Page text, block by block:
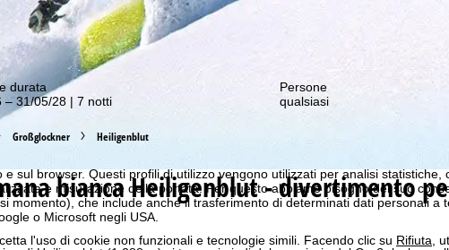
ottimale, utilizziamo i cookie per raccogliere informazioni sull'utilizzo che noi,
e sul browser. Questi profili di utilizzo vengono utilizzati per analisi statistiche,
e misurazione della portata. Per questo abbiamo bisogno del suo
momento), che include anche il trasferimento di determinati dati personali a
o Microsoft negli USA.
l'uso di cookie non funzionali e tecnologie simili. Facendo clic su Rifiuta,
durata
– 31/05/28 | 7 notti
Persone
qualsiasi
Großglockner Heiligenblut
biancaHeiligenblut - divertimento